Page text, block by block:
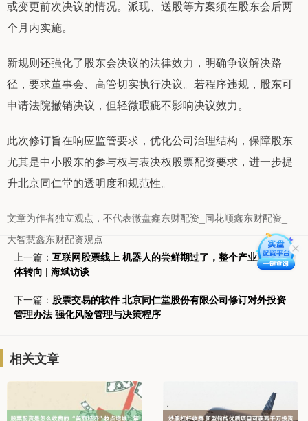
或变更前次决议的情况。派现、送股等方案须在股东会后两
个月内实施。
新规则还强化了股东会决议的法律效力，明确争议解决路
径，要求董事会、高管切实执行决议。若程序违规，股东可
申请法院撤销决议，但轻微瑕疵不影响决议效力。
此次修订旨在响应监管要求，优化公司治理结构，保障股东
尤其是中小股东的参与权与表决权股票配资要求，进一步提
升北京同仁堂的透明度和规范性。
文章为作者独立观点，不代表微盘鑫东财配资_同花顺鑫东财配资_
大智慧鑫东财配资观点
上一篇： 互联网股票线上 机器人的尝鲜期过了，整个产业正在集
体转向 | 海斌访谈
下一篇： 股票交易的软件 北京同仁堂股份有限公司修订对外投资
管理办法 强化风险管理与决策程序
相关文章